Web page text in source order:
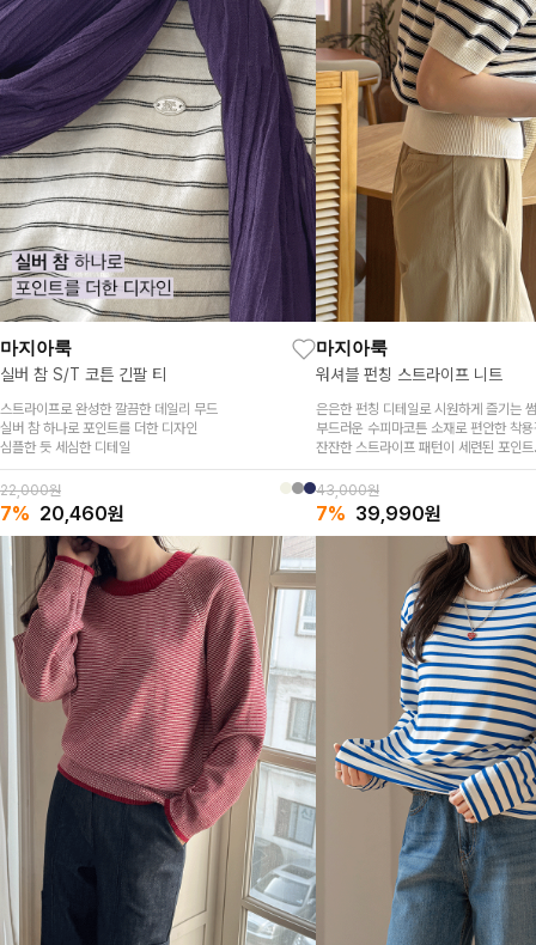
마지아룩
실버 참 S/T 코튼 긴팔 티
스트라이프로 완성한 깔끔한 데일리 무드
실버 참 하나로 포인트를 더한 디자인
심플한 듯 세심한 디테일
22,000원
7% 20,460원
마지아룩
워셔블 펀칭 스트라이프 니트
은은한 펀칭 디테일로 시원하게 즐기는
부드러운 수피마코튼 소재로 편안한 착
잔잔한 스트라이프 패턴이 세련된 포인트
답답함 없는 브이넥 라인으로 여리한 무드
43,000원
7% 39,990원